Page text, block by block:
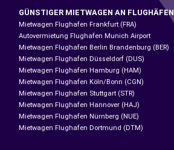
GÜNSTIGER MIETWAGEN AN FLUGHÄFEN
Mietwagen Flughafen Frankfurt (FRA)
Autovermietung Flughafen Munich Airport
Mietwagen Flughafen Berlin Brandenburg (BER)
Mietwagen Flughafen Düsseldorf (DUS)
Mietwagen Flughafen Hamburg (HAM)
Mietwagen Flughafen Köln/Bonn (CGN)
Mietwagen Flughafen Stuttgart (STR)
Mietwagen Flughafen Hannover (HAJ)
Mietwagen Flughafen Nürnberg (NUE)
Mietwagen Flughafen Dortmund (DTM)